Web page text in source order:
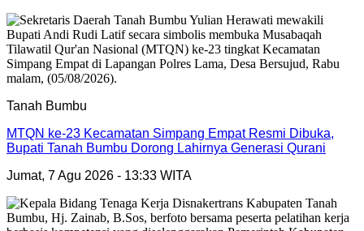
Tanah Bumbu
MTQN ke-23 Kecamatan Simpang Empat Resmi Dibuka,
Bupati Tanah Bumbu Dorong Lahirnya Generasi Qurani
Jumat, 7 Agu 2026 - 13:33 WITA